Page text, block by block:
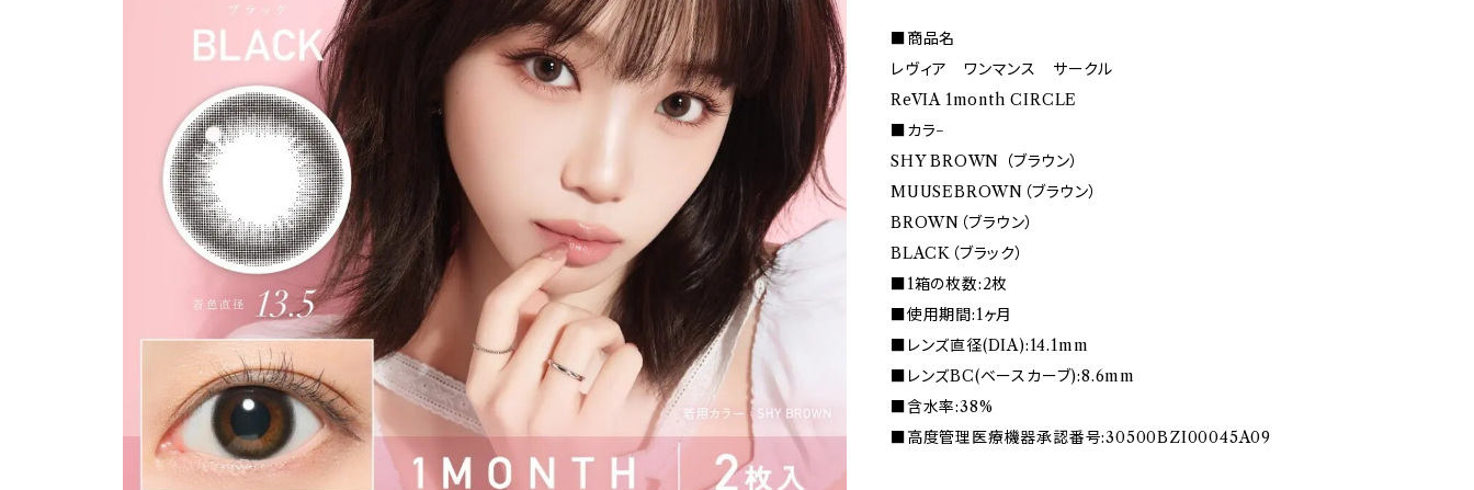
■商品名
レヴィア ワンマンス サークル
ReVIA 1month CIRCLE
■カラ−
SHY BROWN （ブラウン）
MUUSEBROWN（ブラウン）
BROWN（ブラウン）
BLACK（ブラック）
■1箱の枚数:2枚
■使用期間:1ヶ月
■レンズ直径(DIA):14.1mm
■レンズBC(ベースカーブ):8.6mm
■含水率:38%
■高度管理医療機器承認番号:30500BZI00045A09